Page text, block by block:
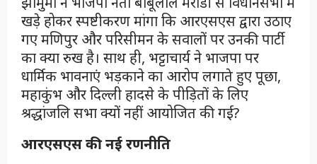
खड़े होकर स्पष्टीकरण मांगा कि आरएसएस द्वारा उठाए
गए मणिपुर और परिसीमन के सवालों पर उनकी पार्टी
का क्या रुख है। साथ ही, भट्टाचार्य ने भाजपा पर
धार्मिक भावनाएं भड़काने का आरोप लगाते हुए पूछा,
महाकुंभ और दिल्ली हादसे के पीड़ितों के लिए
श्रद्धांजलि सभा क्यों नहीं आयोजित की गई?
आरएसएस की नई रणनीति